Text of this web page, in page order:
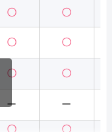
〇 〇
〇 〇
〇 〇
ー ー
〇 〇